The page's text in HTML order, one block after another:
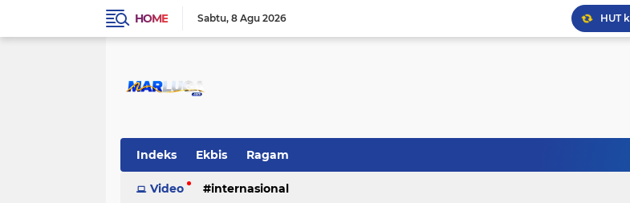
HOME Sabtu 8 Agu 2026 HUT
Indeks Ekbis Ragam
Video internasional